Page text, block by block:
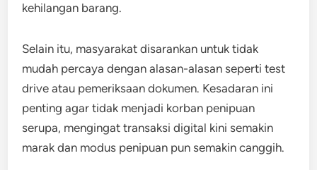
kehilangan barang.
Selain itu, masyarakat disarankan untuk tidak
mudah percaya dengan alasan-alasan seperti test
drive atau pemeriksaan dokumen. Kesadaran ini
penting agar tidak menjadi korban penipuan
serupa, mengingat transaksi digital kini semakin
marak dan modus penipuan pun semakin canggih.